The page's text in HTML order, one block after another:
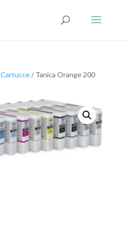
Cartucce/ Tanica Orange 200